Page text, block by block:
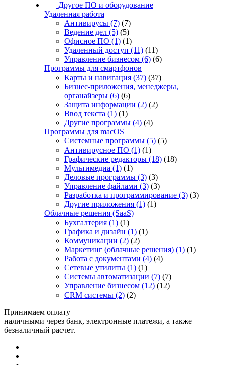
Другое ПО и оборудование
Удаленная работа
Антивирусы (7) (7)
Ведение дел (5) (5)
Офисное ПО (1) (1)
Удаленный доступ (11) (11)
Управление бизнесом (6) (6)
Программы для смартфонов
Карты и навигация (37) (37)
Бизнес-приложения, менеджеры,
органайзеры (6) (6)
Защита информации (2) (2)
Ввод текста (1) (1)
Другие программы (4) (4)
Программы для macOS
Системные программы (5) (5)
Антивирусное ПО (1) (1)
Графические редакторы (18) (18)
Мультимедиа (1) (1)
Деловые программы (3) (3)
Управление файлами (3) (3)
Разработка и программирование (3) (3)
Другие приложения (1) (1)
Облачные решения (SaaS)
Бухгалтерия (1) (1)
Графика и дизайн (1) (1)
Коммуникации (2) (2)
Маркетинг (облачные решения) (1) (1)
Работа с документами (4) (4)
Сетевые утилиты (1) (1)
Системы автоматизации (7) (7)
Управление бизнесом (12) (12)
CRM системы (2) (2)
Принимаем оплату
наличными через банк, электронные платежи, а также
безналичный расчет.